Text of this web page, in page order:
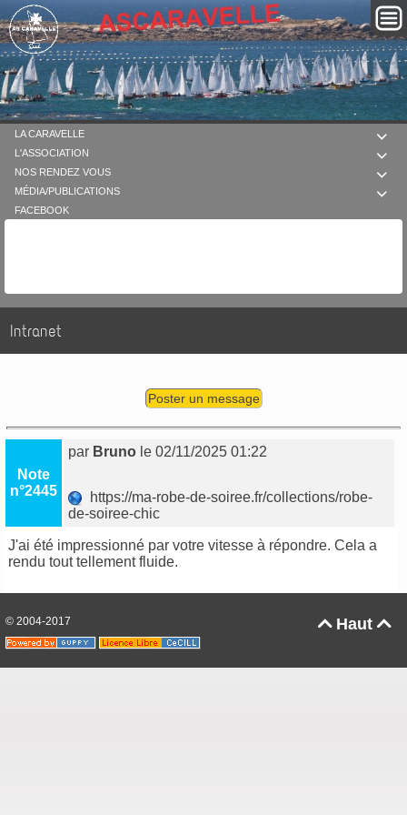

LA CARAVELLE

L'ASSOCIATION

NOS RENDEZ VOUS

MÉDIA/PUBLICATIONS
FACEBOOK
Intranet
Poster un message
Note
n°2445
par Bruno le 02/11/2025 01:22
https://ma-robe-de-soiree.fr/collections/robe-
de-soiree-chic
J'ai été impressionné par votre vitesse à répondre. Cela a
rendu tout tellement fluide.
Haut 
© 2004-2017